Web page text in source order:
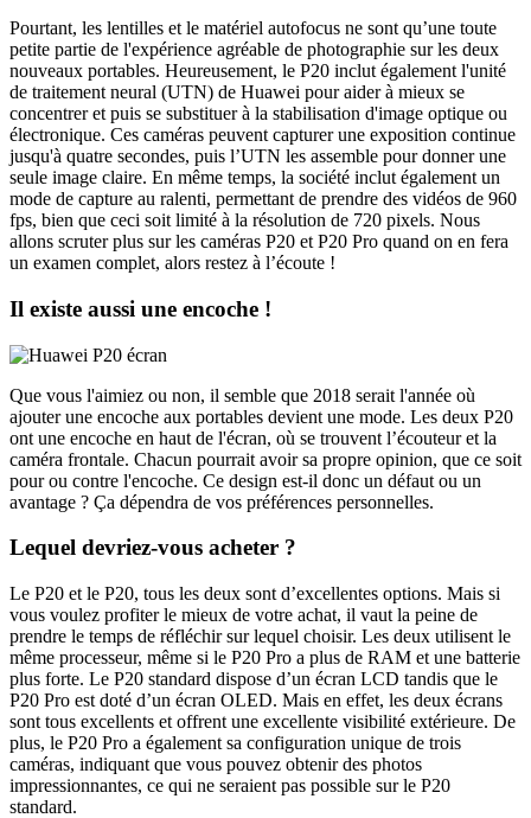
Pourtant, les lentilles et le matériel autofocus ne sont qu’une toute
petite partie de l'expérience agréable de photographie sur les deux
nouveaux portables. Heureusement, le P20 inclut également l'unité
de traitement neural (UTN) de Huawei pour aider à mieux se
concentrer et puis se substituer à la stabilisation d'image optique ou
électronique. Ces caméras peuvent capturer une exposition continue
jusqu'à quatre secondes, puis l’UTN les assemble pour donner une
seule image claire. En même temps, la société inclut également un
mode de capture au ralenti, permettant de prendre des vidéos de 960
fps, bien que ceci soit limité à la résolution de 720 pixels. Nous
allons scruter plus sur les caméras P20 et P20 Pro quand on en fera
un examen complet, alors restez à l’écoute !
Il existe aussi une encoche !
Que vous l'aimiez ou non, il semble que 2018 serait l'année où
ajouter une encoche aux portables devient une mode. Les deux P20
ont une encoche en haut de l'écran, où se trouvent l’écouteur et la
caméra frontale. Chacun pourrait avoir sa propre opinion, que ce soit
pour ou contre l'encoche. Ce design est-il donc un défaut ou un
avantage ? Ça dépendra de vos préférences personnelles.
Lequel devriez-vous acheter ?
Le P20 et le P20, tous les deux sont d’excellentes options. Mais si
vous voulez profiter le mieux de votre achat, il vaut la peine de
prendre le temps de réfléchir sur lequel choisir. Les deux utilisent le
même processeur, même si le P20 Pro a plus de RAM et une batterie
plus forte. Le P20 standard dispose d’un écran LCD tandis que le
P20 Pro est doté d’un écran OLED. Mais en effet, les deux écrans
sont tous excellents et offrent une excellente visibilité extérieure. De
plus, le P20 Pro a également sa configuration unique de trois
caméras, indiquant que vous pouvez obtenir des photos
impressionnantes, ce qui ne seraient pas possible sur le P20
standard.